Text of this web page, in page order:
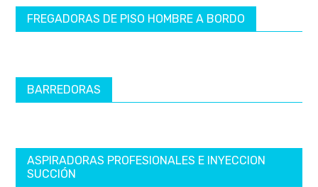
FREGADORAS DE PISO HOMBRE A BORDO
BARREDORAS
ASPIRADORAS PROFESIONALES E INYECCION
SUCCIÓN